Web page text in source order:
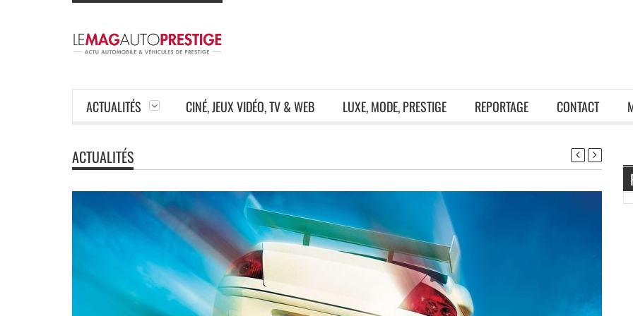
ACTUALITÉS CINÉ, JEUX VIDÉO, TV & WEB LUXE, MODE, PRESTIGE REPORTAGE CONTACT
ACTUALITÉS